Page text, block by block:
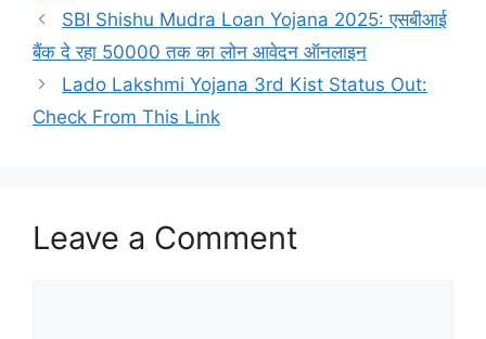
SBI Shishu Mudra Loan Yojana 2025: एसबीआई
बैंक दे रहा 50000 तक का लोन आवेदन ऑनलाइन
Lado Lakshmi Yojana 3rd Kist Status Out:
Check From This Link
Leave a Comment